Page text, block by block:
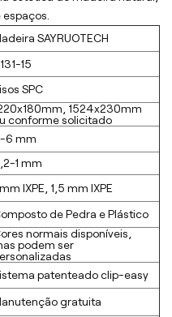
SAYRUOTECH
15
SPC
1524x230mm
conforme solicitado
6 mm
1 mm
mm lXPE, 1,5 mm lXPE
de Pedra e Plástico
normais disponíveis,
podem ser
patenteado clip-easy
gratuita